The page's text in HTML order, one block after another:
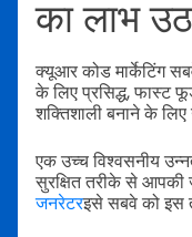
का लाभ
क्यूआर कोड मार्केटिंग
के लिए प्रसिद्ध, फास्ट
शक्तिशाली बनाने के
एक उच्च विश्वसनीय
सुरक्षित तरीके से आपकी
जनरेटरइसे सबवे को इस